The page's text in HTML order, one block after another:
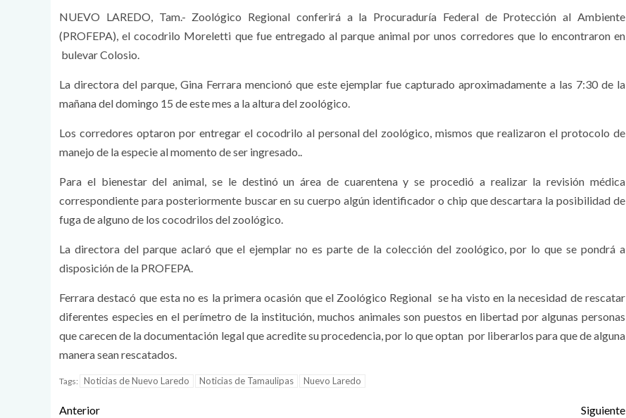
NUEVO LAREDO, Tam.- Zoológico Regional conferirá a la Procuraduría Federal de Protección al Ambiente
(PROFEPA), el cocodrilo Moreletti que fue entregado al parque animal por unos corredores que lo encontraron en
bulevar Colosio.
La directora del parque, Gina Ferrara mencionó que este ejemplar fue capturado aproximadamente a las 7:30 de la
mañana del domingo 15 de este mes a la altura del zoológico.
Los corredores optaron por entregar el cocodrilo al personal del zoológico, mismos que realizaron el protocolo de
manejo de la especie al momento de ser ingresado..
Para el bienestar del animal, se le destinó un área de cuarentena y se procedió a realizar la revisión médica
correspondiente para posteriormente buscar en su cuerpo algún identificador o chip que descartara la posibilidad de
fuga de alguno de los cocodrilos del zoológico.
La directora del parque aclaró que el ejemplar no es parte de la colección del zoológico, por lo que se pondrá a
disposición de la PROFEPA.
Ferrara destacó que esta no es la primera ocasión que el Zoológico Regional se ha visto en la necesidad de rescatar
diferentes especies en el perímetro de la institución, muchos animales son puestos en libertad por algunas personas
que carecen de la documentación legal que acredite su procedencia, por lo que optan por liberarlos para que de alguna
manera sean rescatados.
Tags: Noticias de Nuevo Laredo Noticias de Tamaulipas Nuevo Laredo
Anterior
Siguiente